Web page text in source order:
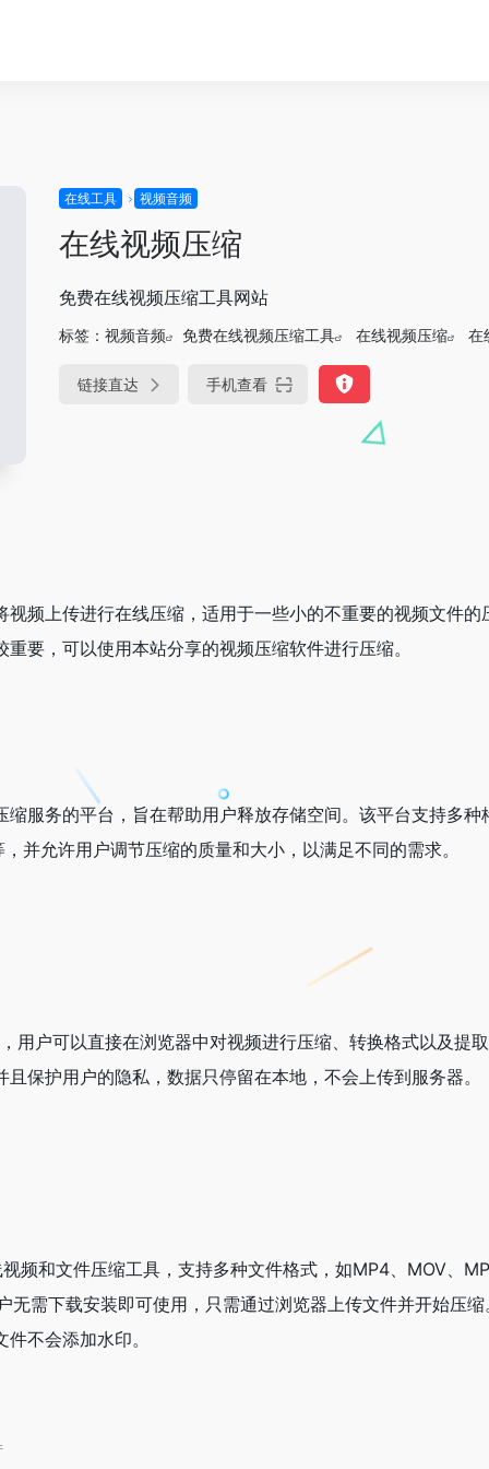
在线工具 视频音频
在线视频压缩
免费在线视频压缩工具网站
标签： 视频音频 免费在线视频压缩工具 在线视频压缩 在
链接直达 手机查看
视频上传进行在线压缩，适用于一些小的不重要的视频文件的
要，可以使用本站分享的视频压缩软件进行压缩。
缩服务的平台，旨在帮助用户释放存储空间。该平台支持多种
并允许用户调节压缩的质量和大小，以满足不同的需求。
用户可以直接在浏览器中对视频进行压缩、转换格式以及提
保护用户的隐私，数据只停留在本地，不会上传到服务器。
频和文件压缩工具，支持多种文件格式，如MP4、MOV、
无需下载安装即可使用，只需通过浏览器上传文件并开始压
不会添加水印。